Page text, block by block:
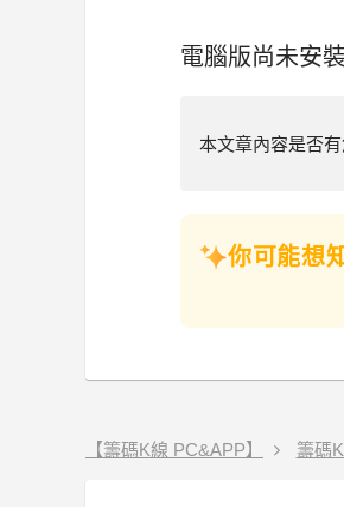
電腦版尚未安
本文章內容是否
你可能想
【籌碼K線 PC&APP】 籌碼